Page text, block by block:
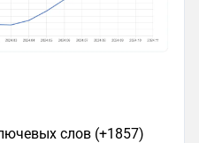
слов (+1857)